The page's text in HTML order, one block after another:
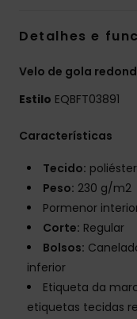
Detalhes e
Velo de gola
Estilo EQBFT03891
Características
Tecido:
Peso: 230 g/m2
Pormenor
Corte: Regular
Bolsos:
inferior
Etiqueta da
etiquetas tecidas